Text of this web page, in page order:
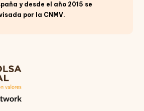
y desde el año 2015 se
por la CNMV.